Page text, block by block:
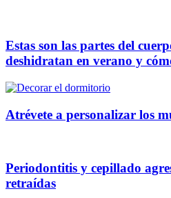
Estas son las partes del
deshidratan en verano y
Atrévete a personalizar los
Periodontitis y cepillado
retraídas